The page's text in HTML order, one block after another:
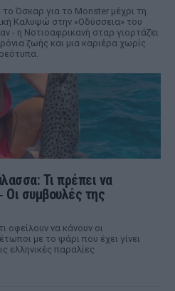
Όσκαρ για το Monster μέχρι τη
Καλυψώ στην «Οδύσσεια» του
- η Νοτιοαφρικανή σταρ γιορτάζει
ζωής και μια καριέρα χωρίς
Τι πρέπει να
Οι συμβουλές της
οφείλουν να κάνουν οι
με το ψάρι που έχει γίνει
ελληνικές παραλίες